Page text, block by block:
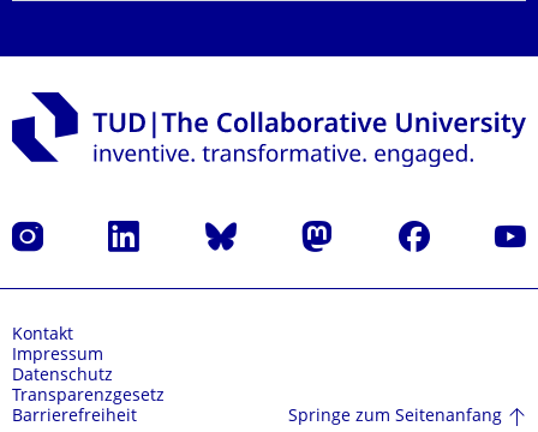
Instagram LinkedIn Bluesky Mastodon Facebook
Kontakt
Impressum
Datenschutz
Transparenzgesetz
Barrierefreiheit
Springe zum Seitenanfang